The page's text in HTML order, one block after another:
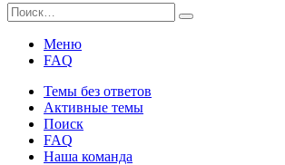
Меню
FAQ
Темы без ответов
Активные темы
Поиск
FAQ
Наша команда